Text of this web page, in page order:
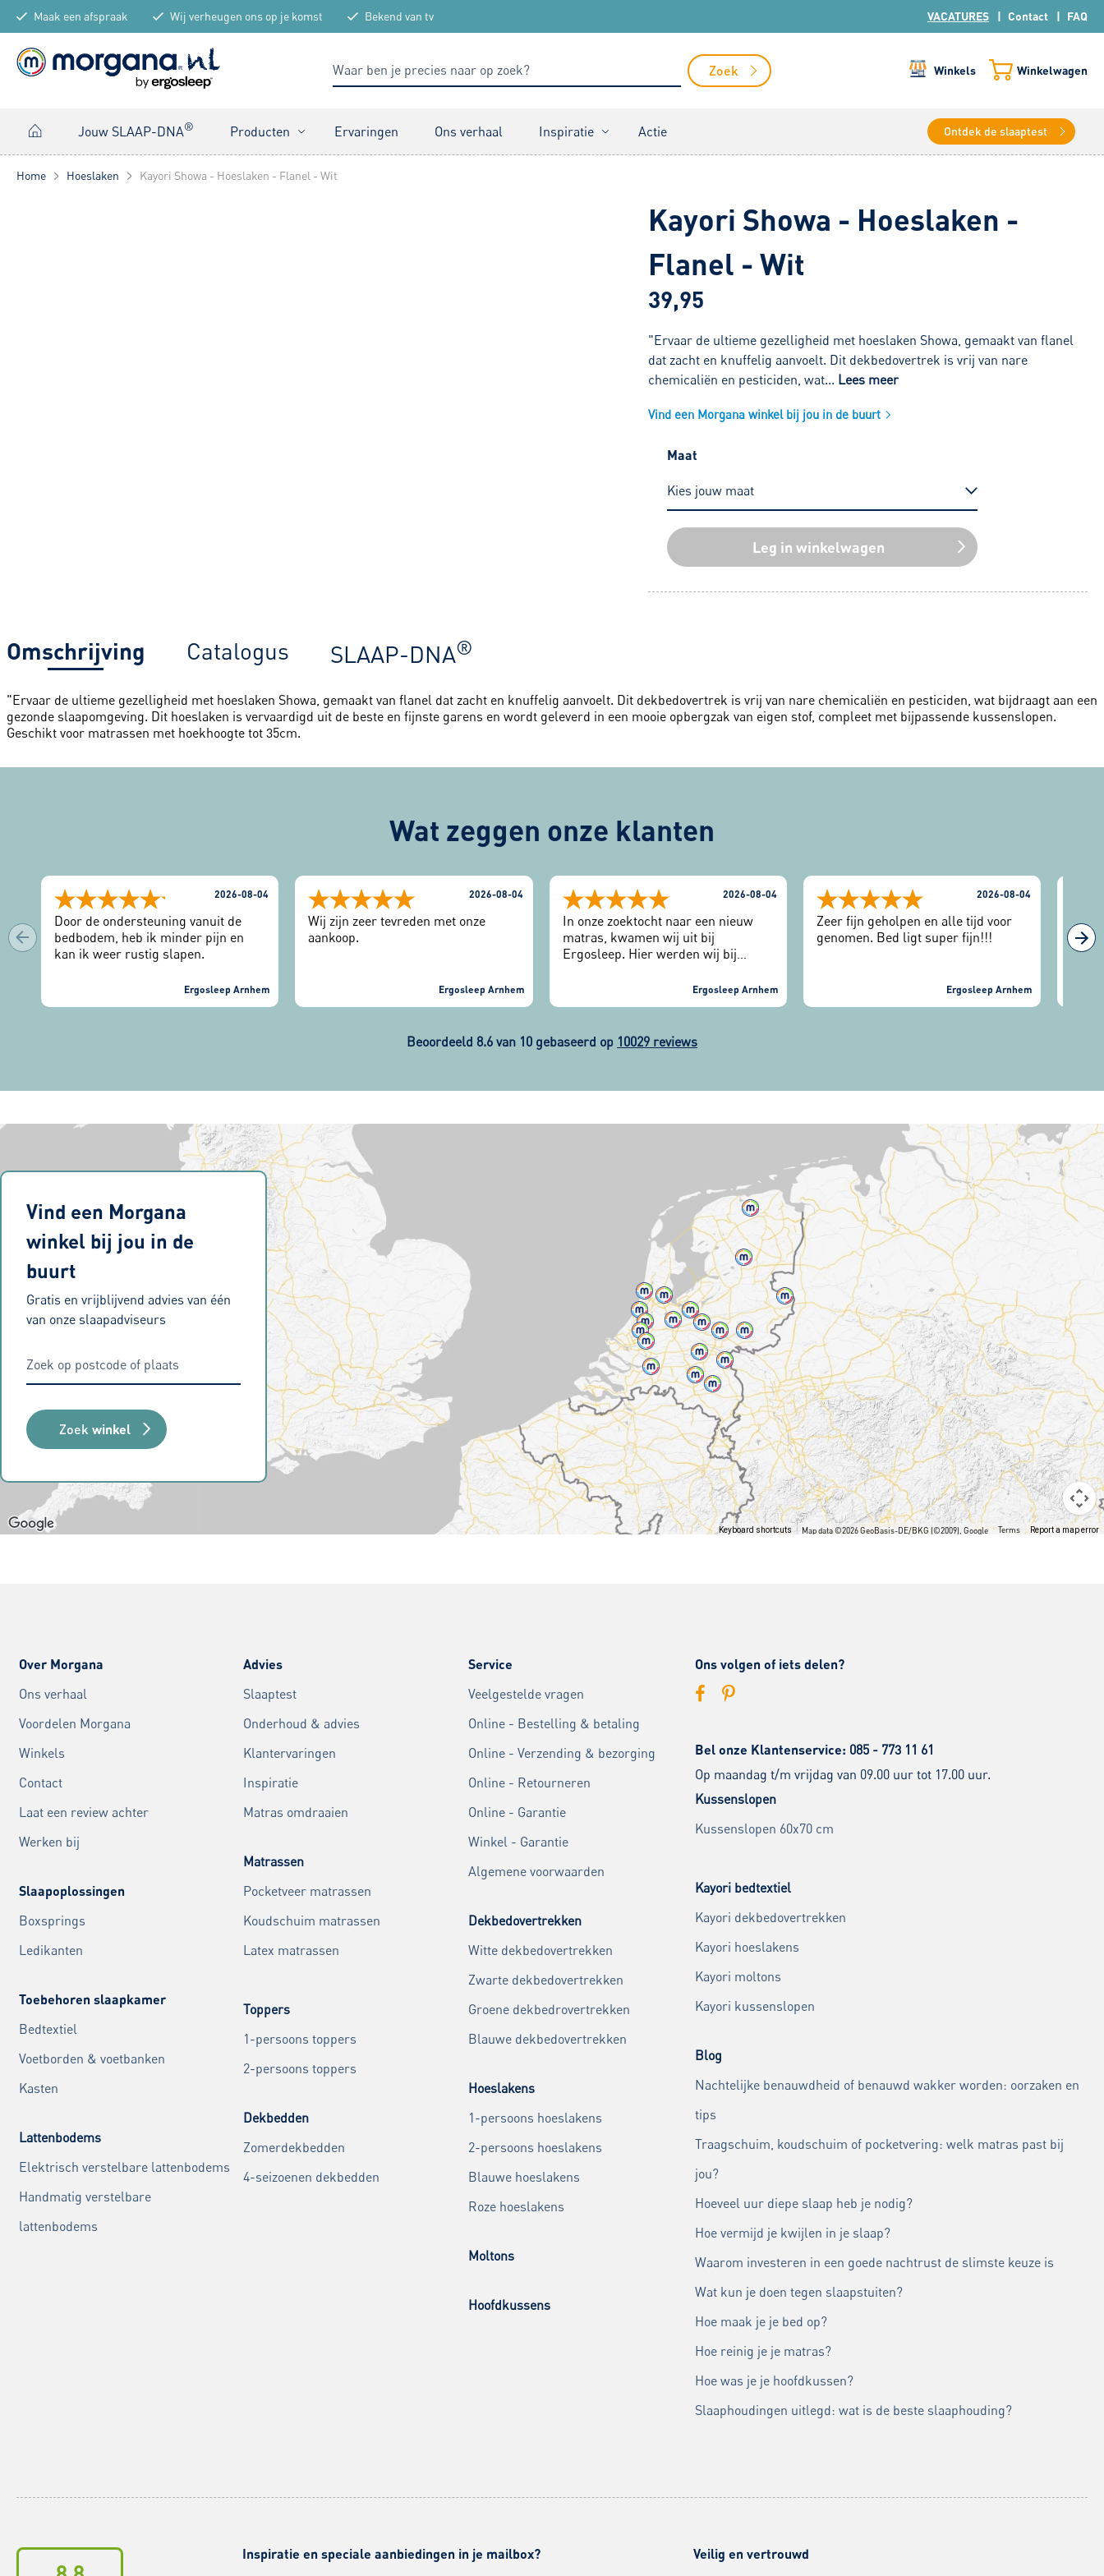
Maak een afspraak Wij verheugen ons op je komst Bekend van tv VACATURES Contact FAQ
Zoek Winkels Winkelwagen
Jouw SLAAP-DNA® Producten Ervaringen Ons verhaal Inspiratie Actie Ontdek de slaaptest
Home Hoeslaken Kayori Showa - Hoeslaken - Flanel - Wit
Kayori Showa - Hoeslaken -
Flanel - Wit
39,95
"Ervaar de ultieme gezelligheid met hoeslaken Showa, gemaakt van flanel
dat zacht en knuffelig aanvoelt. Dit dekbedovertrek is vrij van nare
chemicaliën en pesticiden, wat... Lees meer
Vind een Morgana winkel bij jou in de buurt
Maat
Leg in winkelwagen
Omschrijving Catalogus SLAAP-DNA®
"Ervaar de ultieme gezelligheid met hoeslaken Showa, gemaakt van flanel dat zacht en knuffelig aanvoelt. Dit dekbedovertrek is vrij van nare chemicaliën en pesticiden, wat bijdraagt aan een
gezonde slaapomgeving. Dit hoeslaken is vervaardigd uit de beste en fijnste garens en wordt geleverd in een mooie opbergzak van eigen stof, compleet met bijpassende kussenslopen.
Geschikt voor matrassen met hoekhoogte tot 35cm.
Wat zeggen onze klanten
2026-08-04
Door de ondersteuning vanuit de
bedbodem, heb ik minder pijn en
kan ik weer rustig slapen.
Ergosleep Arnhem
2026-08-04
Wij zijn zeer tevreden met onze
aankoop.
Ergosleep Arnhem
2026-08-04
In onze zoektocht naar een nieuw
matras, kwamen wij uit bij
Ergosleep. Hier werden wij bij
Eerst de slaaptest gedaan en de
verschillende matrassen getest. Er
mee gedacht. Matrassen zijn keurig
geleverd en wij kunnen nu weer
Ergosleep Arnhem
2026-08-04
Zeer fijn geholpen en alle tijd voor
genomen. Bed ligt super fijn!!!
Ergosleep Arnhem
We
Beoordeeld 8.6 van 10 gebaseerd op 10029 reviews
Vind een Morgana
winkel bij jou in de
buurt
Gratis en vrijblijvend advies van één
van onze slaapadviseurs
Zoek winkel
Keyboard shortcuts Map data ©2026 GeoBasis-DE/BKG (©2009), Google Terms Report a map error
Over Morgana
Ons verhaal
Voordelen Morgana
Winkels
Contact
Laat een review achter
Werken bij
Slaapoplossingen
Boxsprings
Ledikanten
Toebehoren slaapkamer
Bedtextiel
Voetborden & voetbanken
Kasten
Lattenbodems
Elektrisch verstelbare lattenbodems
Handmatig verstelbare
lattenbodems
Advies
Slaaptest
Onderhoud & advies
Klantervaringen
Inspiratie
Matras omdraaien
Matrassen
Pocketveer matrassen
Koudschuim matrassen
Latex matrassen
Toppers
1-persoons toppers
2-persoons toppers
Dekbedden
Zomerdekbedden
4-seizoenen dekbedden
Service
Veelgestelde vragen
Online - Bestelling & betaling
Online - Verzending & bezorging
Online - Retourneren
Online - Garantie
Winkel - Garantie
Algemene voorwaarden
Dekbedovertrekken
Witte dekbedovertrekken
Zwarte dekbedovertrekken
Groene dekbedrovertrekken
Blauwe dekbedovertrekken
Hoeslakens
1-persoons hoeslakens
2-persoons hoeslakens
Blauwe hoeslakens
Roze hoeslakens
Moltons
Hoofdkussens
Ons volgen of iets delen?
Bel onze Klantenservice: 085 - 773 11 61
Op maandag t/m vrijdag van 09.00 uur tot 17.00 uur.
Kussenslopen
Kussenslopen 60x70 cm
Kayori bedtextiel
Kayori dekbedovertrekken
Kayori hoeslakens
Kayori moltons
Kayori kussenslopen
Blog
Nachtelijke benauwdheid of benauwd wakker worden: oorzaken en
tips
Traagschuim, koudschuim of pocketvering: welk matras past bij
jou?
Hoeveel uur diepe slaap heb je nodig?
Hoe vermijd je kwijlen in je slaap?
Waarom investeren in een goede nachtrust de slimste keuze is
Wat kun je doen tegen slaapstuiten?
Hoe maak je je bed op?
Hoe reinig je je matras?
Hoe was je je hoofdkussen?
Slaaphoudingen uitlegd: wat is de beste slaaphouding?
Inspiratie en speciale aanbiedingen in je mailbox? Veilig en vertrouwd